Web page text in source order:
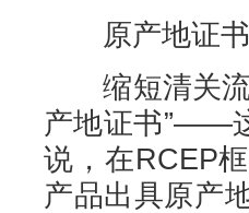
原产地证书
缩短清关流
产地证书”——
说，在RCEP
产品出具原产